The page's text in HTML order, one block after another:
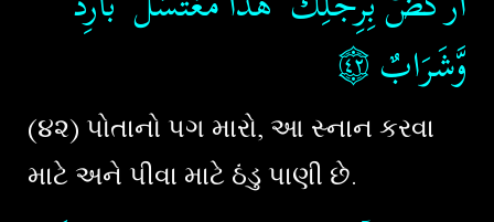
وَّشَرَابٌ‏۝٤٢
(૪૨) પોતાનો પગ મારો, આ સ્નાન કરવા
માટે અને પીવા માટે ઠંડુ પાણી છે.